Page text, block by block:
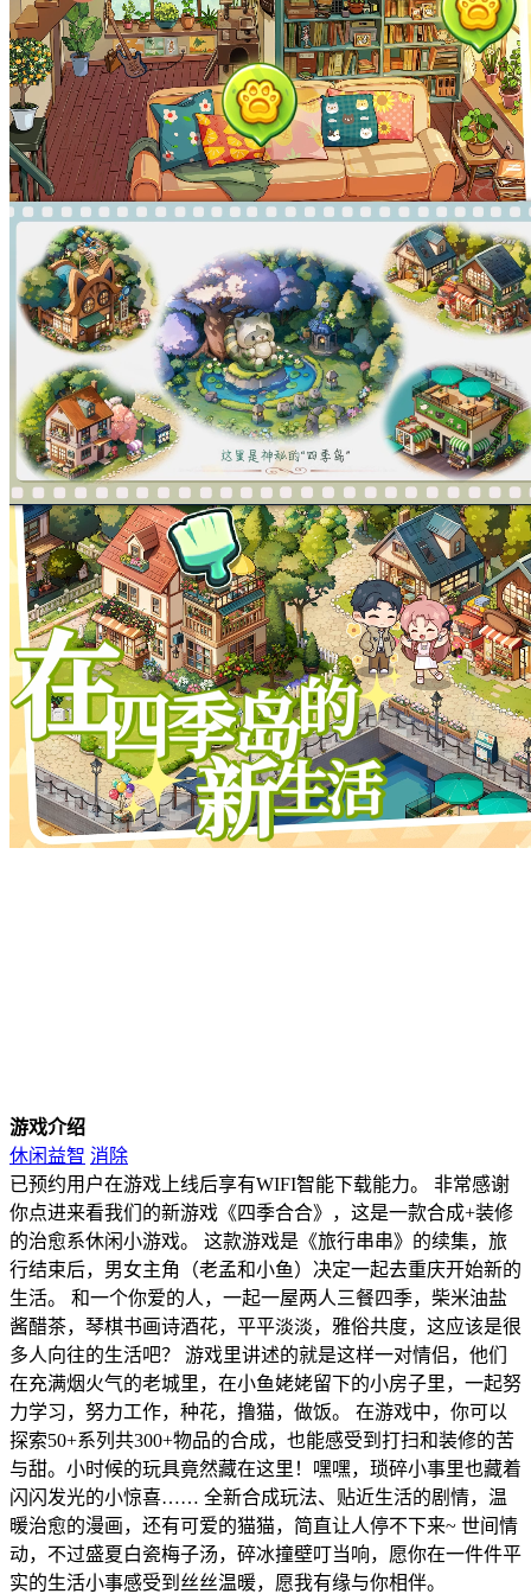
游戏介绍
休闲益智 消除
已预约用户在游戏上线后享有WIFI智能下载能力。 非常感谢
你点进来看我们的新游戏《四季合合》，这是一款合成+装修
的治愈系休闲小游戏。 这款游戏是《旅行串串》的续集，旅
行结束后，男女主角（老孟和小鱼）决定一起去重庆开始新的
生活。 和一个你爱的人，一起一屋两人三餐四季，柴米油盐
酱醋茶，琴棋书画诗酒花，平平淡淡，雅俗共度，这应该是很
多人向往的生活吧？ 游戏里讲述的就是这样一对情侣，他们
在充满烟火气的老城里，在小鱼姥姥留下的小房子里，一起努
力学习，努力工作，种花，撸猫，做饭。 在游戏中，你可以
探索50+系列共300+物品的合成，也能感受到打扫和装修的苦
与甜。小时候的玩具竟然藏在这里！嘿嘿，琐碎小事里也藏着
闪闪发光的小惊喜…… 全新合成玩法、贴近生活的剧情，温
暖治愈的漫画，还有可爱的猫猫，简直让人停不下来~ 世间情
动，不过盛夏白瓷梅子汤，碎冰撞壁叮当响，愿你在一件件平
实的生活小事感受到丝丝温暖，愿我有缘与你相伴。